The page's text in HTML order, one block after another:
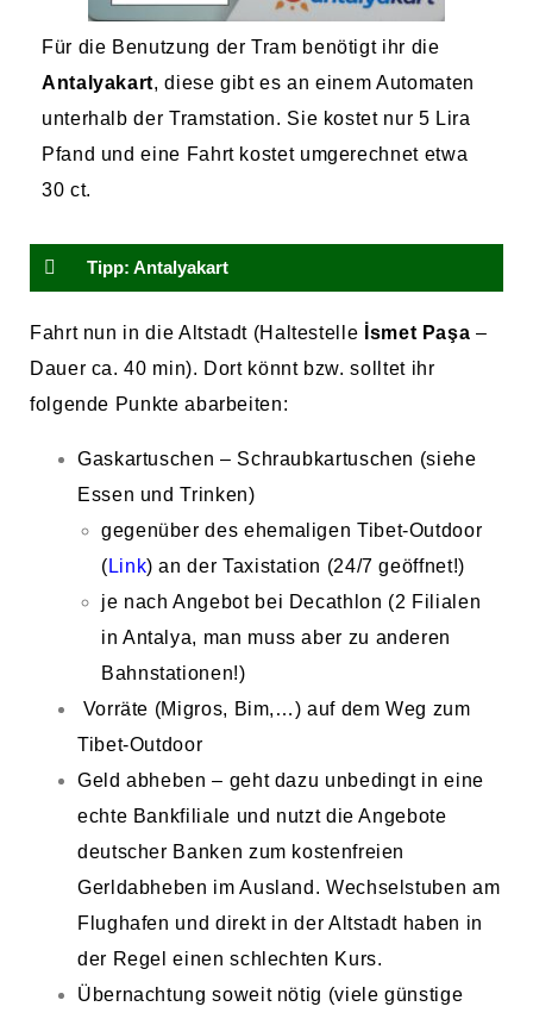
Für die Benutzung der Tram benötigt ihr die
Antalyakart, diese gibt es an einem Automaten
unterhalb der Tramstation. Sie kostet nur 5 Lira
Pfand und eine Fahrt kostet umgerechnet etwa
30 ct.
Tipp: Antalyakart
Fahrt nun in die Altstadt (Haltestelle İsmet Paşa–
Dauer ca. 40 min). Dort könnt bzw. solltet ihr
folgende Punkte abarbeiten:
Gaskartuschen – Schraubkartuschen (siehe
Essen und Trinken)
gegenüber des ehemaligen Tibet-Outdoor
( Link) an der Taxistation (24/7 geöffnet!)
je nach Angebot bei Decathlon (2 Filialen
in Antalya, man muss aber zu anderen
Bahnstationen!)
Vorräte (Migros, Bim,…) auf dem Weg zum
Tibet-Outdoor
Geld abheben – geht dazu unbedingt in eine
echte Bankfiliale und nutzt die Angebote
deutscher Banken zum kostenfreien
Gerldabheben im Ausland. Wechselstuben am
Flughafen und direkt in der Altstadt haben in
der Regel einen schlechten Kurs.
Übernachtung soweit nötig (viele günstige